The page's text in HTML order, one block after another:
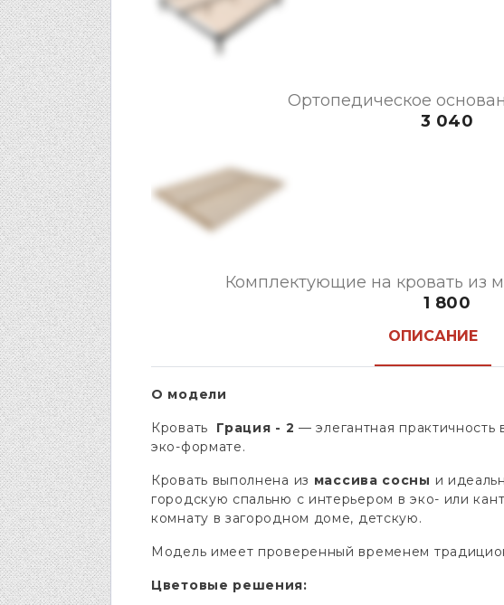
Ортопедическое
3 040
Комплектующие на кровать из
1 800
ОПИСАНИЕ
О модели
Кровать Грация - 2— элегантная практичность
эко-формате.
Кровать выполнена из массива сосны и
городскую спальню с интерьером в эко- или
комнату в загородном доме, детскую.
Модель имеет проверенный временем
Цветовые решения: